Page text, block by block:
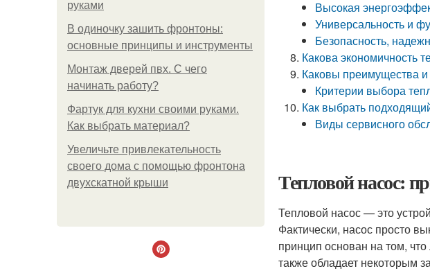
руками
В одиночку зашить фронтоны:
основные принципы и инструменты
Монтаж дверей пвх. С чего
начинать работу?
Фартук для кухни своими руками.
Как выбрать материал?
Увеличьте привлекательность
своего дома с помощью фронтона
двухскатной крыши
Высокая
Универсальность и
Безопасность,
Какова экономичность
Каковы преимущества и
Критерии выбора
Как выбрать
Виды сервисного
Тепловой насос:
Тепловой насос — это
Фактически, насос просто
принцип основан на том,
также обладает некоторым